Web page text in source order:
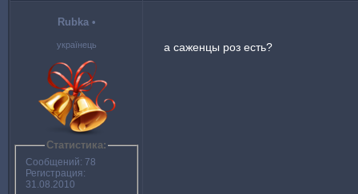
Rubka •
українець
Статистика:
Сообщений: 78
Регистрация:
31.08.2010
а саженцы роз есть?